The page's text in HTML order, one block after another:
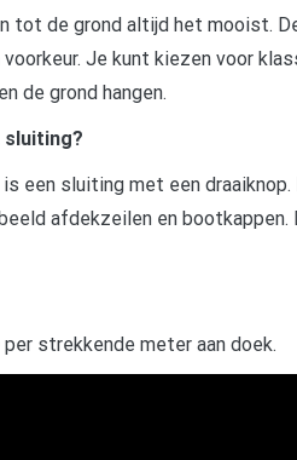
tot de grond altijd het mooist.
Je kunt kiezen voor
de grond hangen.
sluiting?
een sluiting met een
afdekzeilen en
strekkende meter aan doek.